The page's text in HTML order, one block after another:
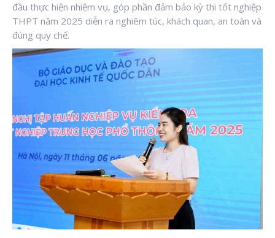
đầu thực hiện nhiệm vụ, góp phần đảm bảo kỳ thi tốt nghiệp
THPT năm 2025 diễn ra nghiêm túc, khách quan, an toàn và
đúng quy chế.